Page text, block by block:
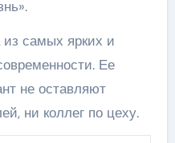
самых ярких и
Ее
не оставляют
ни коллег по цеху.